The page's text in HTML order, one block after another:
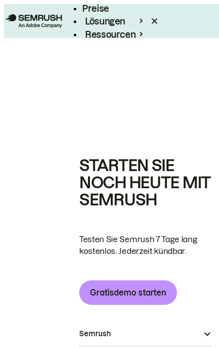
Preise
Lösungen
Ressourcen
STARTEN SIE
NOCH HEUTE MIT
SEMRUSH
Testen Sie Semrush 7 Tage lang
kostenlos. Jederzeit kündbar.
Gratisdemo starten
Semrush